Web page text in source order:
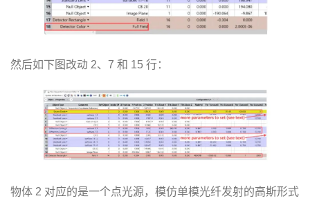
然后如下图改动 2、7 和 15 行：
物体 2 对应的是一个点光源，模仿单模光纤发射的高斯形式